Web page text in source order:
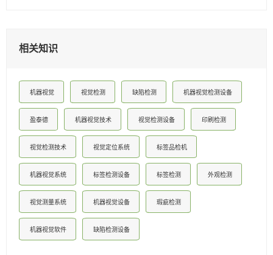
相关知识
机器视觉 视觉检测 缺陷检测 机器视觉检测设备
盈泰德 机器视觉技术 视觉检测设备 印刷检测
视觉检测技术 视觉定位系统 标签品检机
机器视觉系统 标签检测设备 标签检测 外观检测
视觉测量系统 机器视觉设备 瑕疵检测
机器视觉软件 缺陷检测设备